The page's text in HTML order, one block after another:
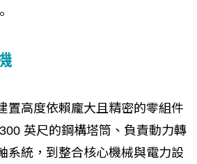
置高度依賴龐大且精密的零組件
英尺的鋼構塔筒、負責動力轉
系統，到整合核心機械與電力設